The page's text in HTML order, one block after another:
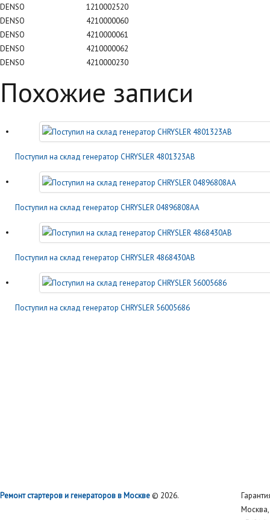
DENSO
1210002520
DENSO
4210000060
DENSO
4210000061
DENSO
4210000062
DENSO
4210000230
Похожие записи
Поступил на склад генератор CHRYSLER 4801323AB
Поступил на склад генератор CHRYSLER 04896808AA
Поступил на склад генератор CHRYSLER 4868430AB
Поступил на склад генератор CHRYSLER 56005686
Ремонт стартеров и генераторов в Москве © 2026.
Москва,